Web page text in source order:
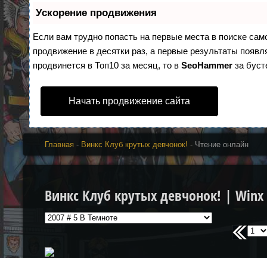
Ускорение продвижения
Если вам трудно попасть на первые места в поиске
продвижение в десятки раз, а первые результаты
продвинется в Топ10 за месяц, то вSeoHammer за
Начать продвижение сайта
Главная - Винкс Клуб крутых девчонок! - Чтение онлайн
Винкс Клуб крутых девчонок! | Winx